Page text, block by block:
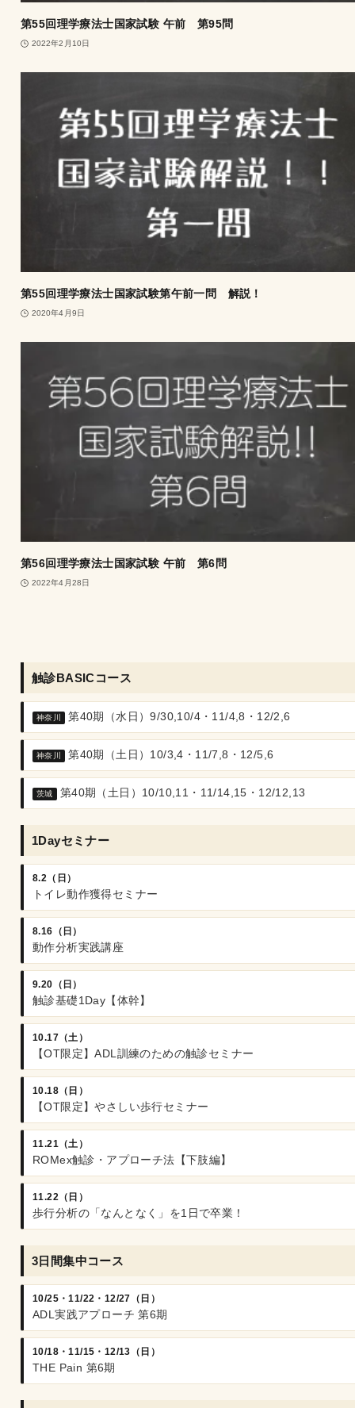
第55回理学療法士国家試験 午前 第95問
2022年2月10日
第55回理学療法士国家試験第午前一問 解説！
2020年4月9日
第56回理学療法士国家試験 午前 第6問
2022年4月28日
触診BASICコース
神奈川 第40期（水日）9/30,10/4・11/4,8・12/2,6
神奈川 第40期（土日）10/3,4・11/7,8・12/5,6
茨城 第40期（土日）10/10,11・11/14,15・12/12,13
1Dayセミナー
8.2（日）
トイレ動作獲得セミナー
8.16（日）
動作分析実践講座
9.20（日）
触診基礎1Day【体幹】
10.17（土）
【OT限定】ADL訓練のための触診セミナー
10.18（日）
【OT限定】やさしい歩行セミナー
11.21（土）
ROMex触診・アプローチ法【下肢編】
11.22（日）
歩行分析の「なんとなく」を1日で卒業！
3日間集中コース
10/25・11/22・12/27（日）
ADL実践アプローチ 第6期
10/18・11/15・12/13（日）
THE Pain 第6期